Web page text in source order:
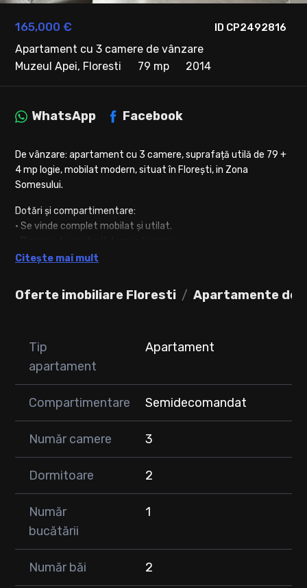
ID CP2492816
165,000 €
Apartament cu 3 camere de vânzare
Muzeul Apei, Floresti
79 mp 2014
Oferte imobiliare Floresti Apartamente de
WhatsApp Facebook
De vânzare: apartament cu 3 camere, suprafață utilă de 79 +
4 mp logie, mobilat modern, situat în Florești, in Zona
Somesului.
Dotări și compartimentare:
• Se vinde complet mobilat și utilat.
• Este semidecomandat și compartimentat astfel:
• Baie cu cada
Optional loc de parcare exterior la pretul de 5.000 EUR.
Preț : 165.000 EUR
numărul de telefon.
Citește mai mult
Tip
apartament
Apartament
Compartimentare Semidecomandat
Număr camere 3
Dormitoare 2
Număr
bucătării
1
Număr băi 2